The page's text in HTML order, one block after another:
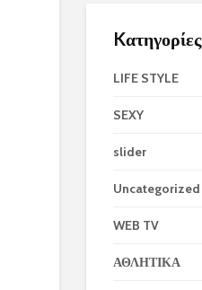
Kατηγορίες
LIFE STYLE
SEXY
slider
Uncategorized
WEB TV
ΑΘΛΗΤΙΚΑ